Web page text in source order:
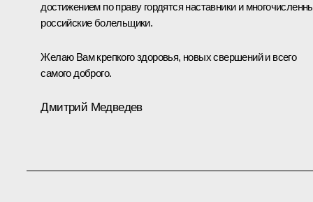
достижением по праву гордятся наставники и
российские болельщики.
Желаю Вам крепкого здоровья, новых свершений и всего
самого доброго.
Дмитрий Медведев